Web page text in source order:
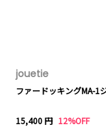
jouetie
ファードッキングMA-1
15,400 円 12%OFF